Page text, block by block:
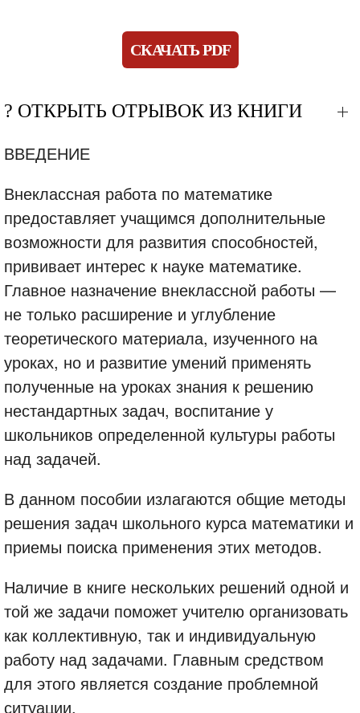
СКАЧАТЬ PDF
? ОТКРЫТЬ ОТРЫВОК ИЗ КНИГИ
ВВЕДЕНИЕ
Внеклассная работа по математике
предоставляет учащимся дополнительные
возможности для развития способностей,
прививает интерес к науке математике.
Главное назначение внеклассной работы —
не только расширение и углубление
теоретического материала, изученного на
уроках, но и развитие умений применять
полученные на уроках знания к решению
нестандартных задач, воспитание у
школьников определенной культуры работы
над задачей.
В данном пособии излагаются общие методы
решения задач школьного курса математики и
приемы поиска применения этих методов.
Наличие в книге нескольких решений одной и
той же задачи поможет учителю организовать
как коллективную, так и индивидуальную
работу над задачами. Главным средством
для этого является создание проблемной
ситуации.